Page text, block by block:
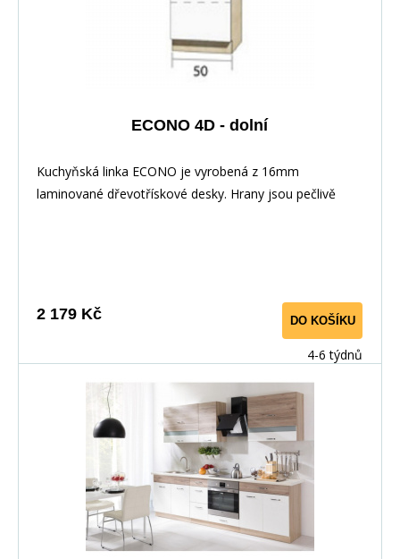
ECONO 4D - dolní
Kuchyňská linka ECONO je vyrobená z 16mm
laminované dřevotřískové desky. Hrany jsou pečlivě
pracovní desku na každou skříňku zvlášť, nebo vcelku (
max. délka je 3m ), hloubka desky je 60 cm. Pracovní
deska není v ceně skříňky. Materiál: : vysoce kvalitní
Korpus: Dub Sonoma : Dvířka: San Remo + Bílá :
Pracovní deska v barvě traventin
2 179 Kč DO KOŠÍKU
4-6 týdnů